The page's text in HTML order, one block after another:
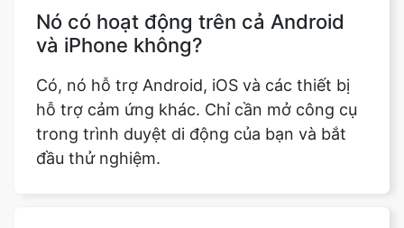
Nó có hoạt động trên cả Android
và iPhone không?
Có, nó hỗ trợ Android, iOS và các thiết bị
hỗ trợ cảm ứng khác. Chỉ cần mở công cụ
trong trình duyệt di động của bạn và bắt
đầu thử nghiệm.